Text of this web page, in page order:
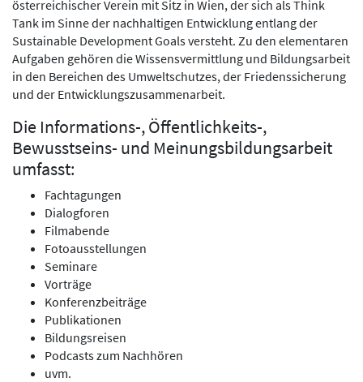
österreichischer Verein mit Sitz in Wien, der sich als Think
Tank im Sinne der nachhaltigen Entwicklung entlang der
Sustainable Development Goals versteht. Zu den elementaren
Aufgaben gehören die Wissensvermittlung und Bildungsarbeit
in den Bereichen des Umweltschutzes, der Friedenssicherung
und der Entwicklungszusammenarbeit.
Die Informations-, Öffentlichkeits-,
Bewusstseins- und Meinungsbildungsarbeit
umfasst:
Fachtagungen
Dialogforen
Filmabende
Fotoausstellungen
Seminare
Vorträge
Konferenzbeiträge
Publikationen
Bildungsreisen
Podcasts zum Nachhören
uvm.